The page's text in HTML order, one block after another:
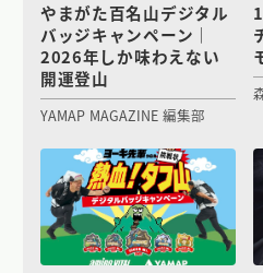
やまがた百名山デジタル
バッジキャンペーン｜
2026年しか味わえない
開運登山
YAMAP MAGAZINE 編集部